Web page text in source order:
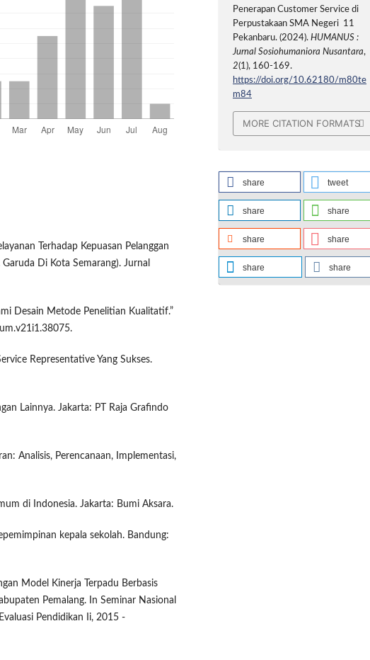
Terhadap Kepuasan Pelanggan
Di Kota Semarang). Jurnal
Desain Metode Penelitian Kualitatif.”
Representative Yang Sukses.
Lainnya. Jakarta: PT Raja Grafindo
Analisis, Perencanaan, Implementasi,
di Indonesia. Jakarta: Bumi Aksara.
kepala sekolah. Bandung:
Model Kinerja Terpadu Berbasis
Pemalang. In Seminar Nasional
Pendidikan Ii, 2015 -
Penerapan Customer Service di
Perpustakaan SMA Negeri 11
Pekanbaru. (2024).HUMANUS :
Jurnal Sosiohumaniora Nusantara,
2(1), 160-169.
https://doi.org/10.62180/m80te
m84
MORE CITATION FORMATS
share tweet
share share
share share
share share